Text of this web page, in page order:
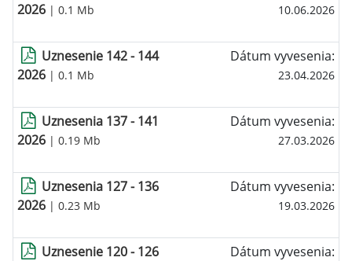
2026 | 0.1 Mb 10.06.2026
Uznesenie 142 - 144
2026 | 0.1 Mb
Dátum vyvesenia:
23.04.2026
Uznesenia 137 - 141
2026 | 0.19 Mb
Dátum vyvesenia:
27.03.2026
Uznesenia 127 - 136
2026 | 0.23 Mb
Dátum vyvesenia:
19.03.2026
Uznesenie 120 - 126
Dátum vyvesenia: